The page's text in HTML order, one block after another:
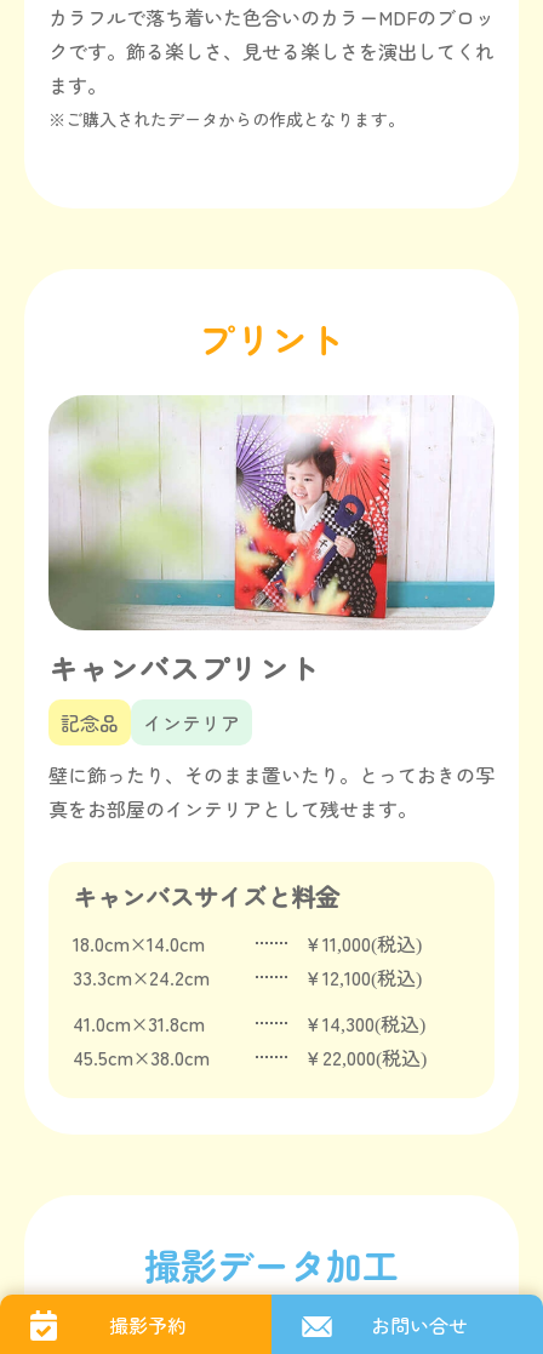
カラフルで落ち着いた色合いのカラーMDFのブロッ
クです。飾る楽しさ、見せる楽しさを演出してくれ
ます。
※ご購入されたデータからの作成となります。
プリント
キャンバスプリント
記念品
インテリア
壁に飾ったり、そのまま置いたり。とっておきの写
真をお部屋のインテリアとして残せます。
キャンバスサイズと料金
18.0cm×14.0cm
￥11,000(税込)
33.3cm×24.2cm
￥12,100(税込)
41.0cm×31.8cm
￥14,300(税込)
45.5cm×38.0cm
￥22,000(税込)
撮影データ加工
撮影予約 お問い合せ